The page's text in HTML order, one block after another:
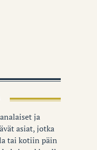
ja
asiat, jotka
tai kotiin päin